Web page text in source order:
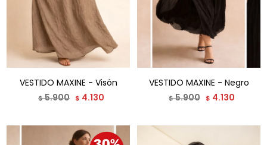
VESTIDO MAXINE - Visón
$5.900 $ 4.130
VESTIDO MAXINE - Negro
$5.900 $ 4.130